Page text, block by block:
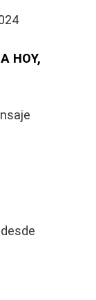
HOY,